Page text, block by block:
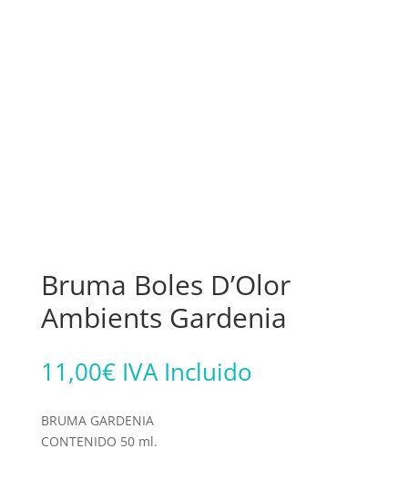
Bruma Boles D’Olor
Ambients Gardenia
11,00€ IVA Incluido
BRUMA GARDENIA
CONTENIDO 50 ml.